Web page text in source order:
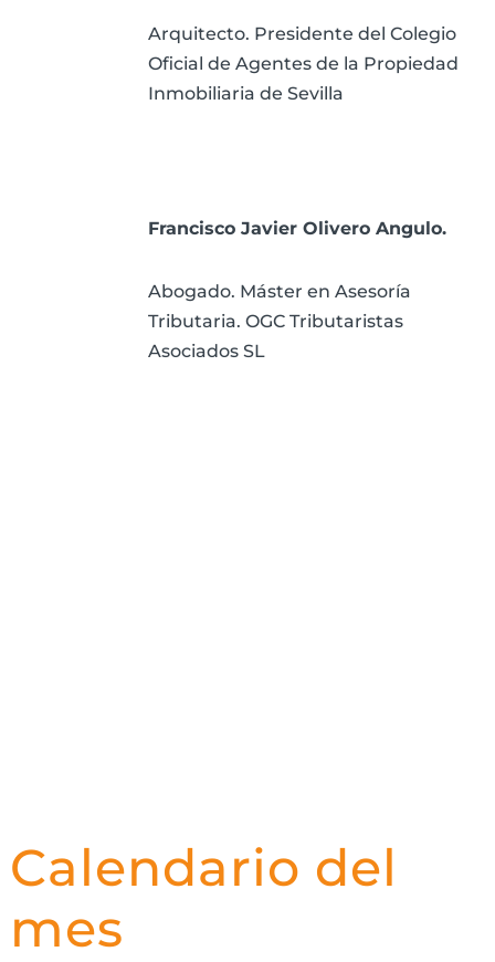
Arquitecto. Presidente del Colegio
Oficial de Agentes de la Propiedad
Inmobiliaria de Sevilla
Francisco Javier Olivero Angulo.
Abogado. Máster en Asesoría
Tributaria. OGC Tributaristas
Asociados SL
Calendario del
mes